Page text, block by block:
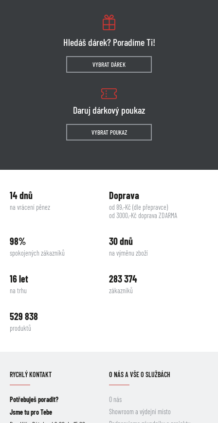
Hledáš dárek? Poradíme Ti!
VYBRAT DÁREK
Daruj dárkový poukaz
VYBRAT POUKAZ
14 dnů
na vrácení pěnez
Doprava
od 89,-Kč (dle přepravce)
od 3000,-Kč doprava ZDARMA
98%
spokojených zákazníků
30 dnů
na výměnu zboží
16 let
na trhu
283 374
zákazníků
529 838
produktů
RYCHLÝ KONTAKT
Potřebuješ poradit?
Jsme tu pro Tebe
O NÁS A VŠE O SLUŽBÁCH
O nás
Showroom a výdejní místo